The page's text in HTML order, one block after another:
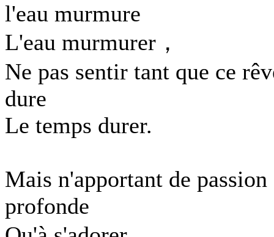
l'eau murmure
L'eau murmurer，
Ne pas sentir tant que ce
dure
Le temps durer.
Mais n'apportant de passion
profonde